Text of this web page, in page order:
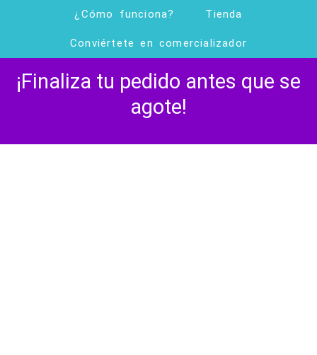
¿Cómo funciona? Tienda
Conviértete en comercializador
¡Finaliza tu pedido antes que se
agote!